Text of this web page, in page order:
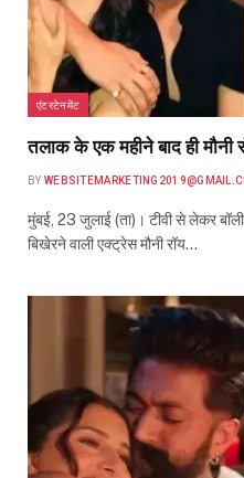
एंटरटेनमेंट
तलाक के एक महीने बाद ही मौनी
BY
मुंबई, 23 जुलाई (ता)। टीवी से लेकर
बिखेरने वाली एक्ट्रेस मौनी रॉय…